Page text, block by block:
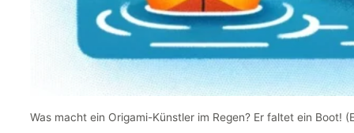
Was macht ein Origami-Künstler im Regen? Er faltet ein Boot!